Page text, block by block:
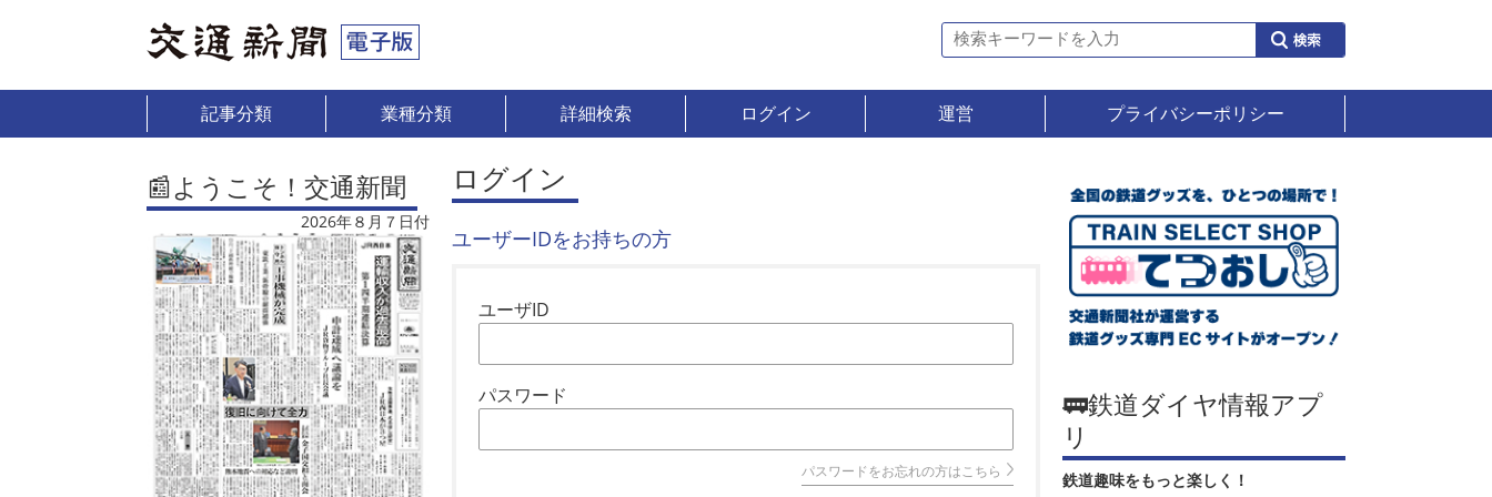
記事分類 業種分類 詳細検索 ログイン 運営 プライバシーポリシー
📰ようこそ！交通新聞
2026年８月７日付
ログイン
ユーザーIDをお持ちの方
ユーザID
パスワード
パスワードをお忘れの方はこちら
🚃鉄道ダイヤ情報アプ
リ
鉄道趣味をもっと楽しく！